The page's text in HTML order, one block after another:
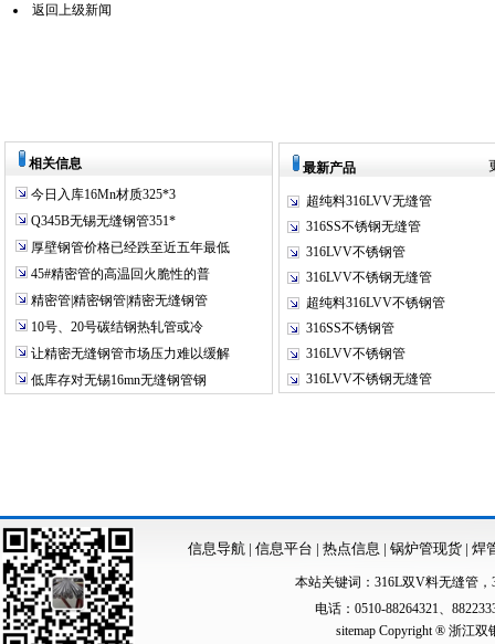
返回上级新闻
相关信息
今日入库16Mn材质325*3
Q345B无锡无缝钢管351*
厚壁钢管价格已经跌至近五年最低
45#精密管的高温回火脆性的普
精密管|精密钢管|精密无缝钢管
10号、20号碳结钢热轧管或冷
让精密无缝钢管市场压力难以缓解
低库存对无锡16mn无缝钢管钢
最新产品
超纯料316LVV无缝管
316SS不锈钢无缝管
316LVV不锈钢管
316LVV不锈钢无缝管
超纯料316LVV不锈钢管
316SS不锈钢管
316LVV不锈钢管
316LVV不锈钢无缝管
信息导航| 信息平台 | 热点信息 | 锅炉管现货 | 焊
本站关键词： 316L双V料无缝管 ，
电话：0510-88264321、
sitemapCopyright ® 浙江双